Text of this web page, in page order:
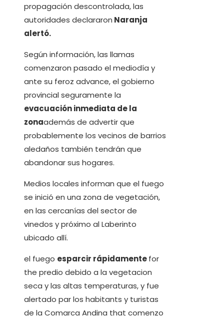
propagación descontrolada, las
autoridades declararon Naranja
alertó.
Según información, las llamas
comenzaron pasado el mediodía y
ante su feroz advance, el gobierno
provincial seguramente la
evacuación inmediata de la
zonaademás de advertir que
probablemente los vecinos de barrios
aledaños también tendrán que
abandonar sus hogares.
Medios locales informan que el fuego
se inició en una zona de vegetación,
en las cercanías del sector de
vinedos y próximo al Laberinto
ubicado allí.
el fuego esparcir rápidamentefor
the predio debido a la vegetacion
seca y las altas temperaturas, y fue
alertado par los habitants y turistas
de la Comarca Andina that comenzo